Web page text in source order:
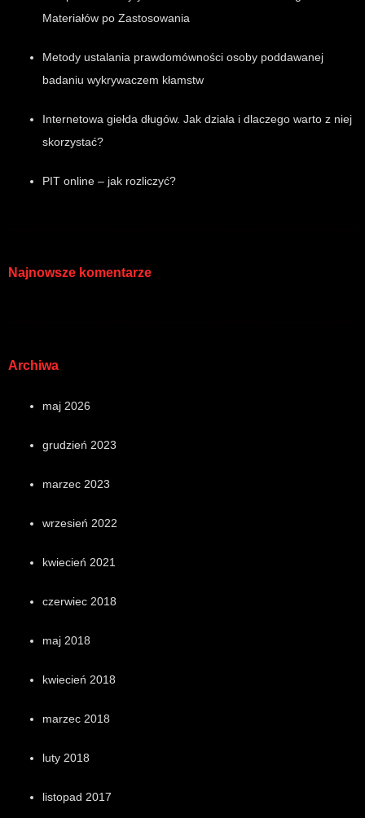
Materiałów po Zastosowania
Metody ustalania prawdomówności osoby poddawanej
badaniu wykrywaczem kłamstw
Internetowa giełda długów. Jak działa i dlaczego warto z niej
skorzystać?
PIT online – jak rozliczyć?
Najnowsze komentarze
Archiwa
maj 2026
grudzień 2023
marzec 2023
wrzesień 2022
kwiecień 2021
czerwiec 2018
maj 2018
kwiecień 2018
marzec 2018
luty 2018
listopad 2017